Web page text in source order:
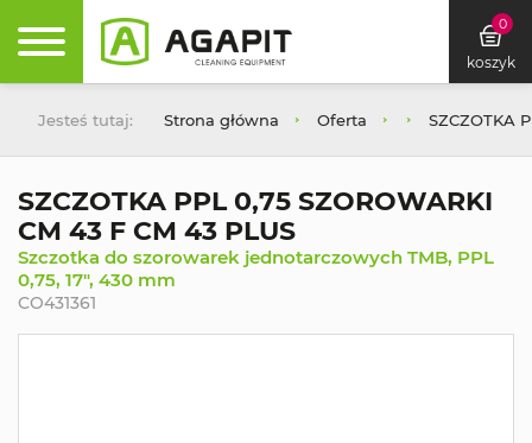
0
koszyk
Jesteś tutaj: Strona główna Oferta SZCZOTKA
SZCZOTKA PPL 0,75 SZOROWARKI
CM 43 F CM 43 PLUS
Szczotka do szorowarek jednotarczowych TMB, PPL
0,75, 17", 430 mm
CO431361